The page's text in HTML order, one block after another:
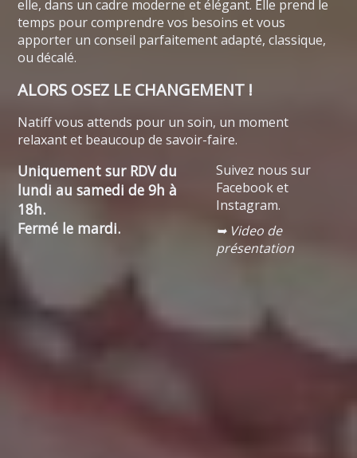
elle, dans un cadre moderne et élégant. Elle prend le
temps pour comprendre vos besoins et vous
apporter un conseil parfaitement adapté, classique,
ou décalé.
ALORS OSEZ LE CHANGEMENT !
Natiff vous attends pour un soin, un moment
relaxant et beaucoup de savoir-faire.
Uniquement sur RDV du
lundi au samedi de 9h à
18h.
Fermé le mardi.
Suivez nous sur
Facebook et
Instagram.
➥ Video de
présentation